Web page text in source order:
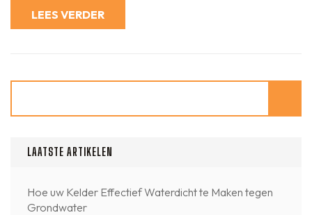
LEES VERDER
LAATSTE ARTIKELEN
Hoe uw Kelder Effectief Waterdicht te Maken tegen
Grondwater